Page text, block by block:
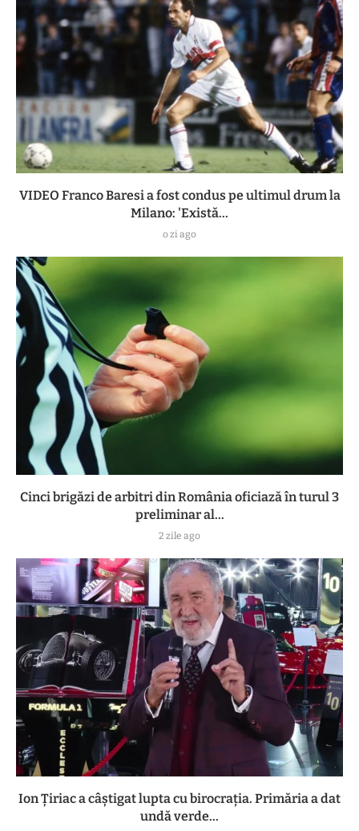
VIDEO Franco Baresi a fost condus pe ultimul drum la
Milano: 'Există...
o zi ago
Cinci brigăzi de arbitri din România oficiază în turul 3
preliminar al...
2 zile ago
Ion Țiriac a câștigat lupta cu birocrația. Primăria a dat
undă verde...